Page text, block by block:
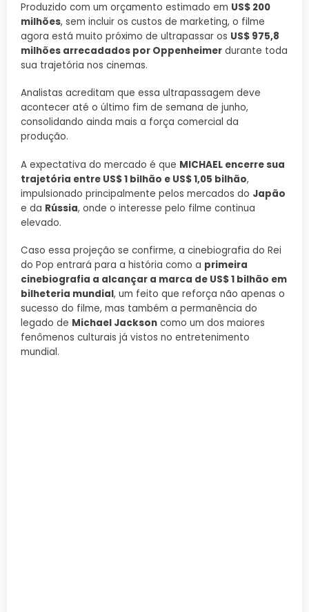
Produzido com um orçamento estimado em US$ 200
milhões, sem incluir os custos de marketing, o filme
agora está muito próximo de ultrapassar os US$ 975,8
milhões arrecadados por Oppenheimer durante toda
sua trajetória nos cinemas.
Analistas acreditam que essa ultrapassagem deve
acontecer até o último fim de semana de junho,
consolidando ainda mais a força comercial da
produção.
A expectativa do mercado é que MICHAEL encerre sua
trajetória entre US$ 1 bilhão e US$ 1,05 bilhão,
impulsionado principalmente pelos mercados do Japão
e da Rússia, onde o interesse pelo filme continua
elevado.
Caso essa projeção se confirme, a cinebiografia do Rei
do Pop entrará para a história como a primeira
cinebiografia a alcançar a marca de US$ 1 bilhão em
bilheteria mundial, um feito que reforça não apenas o
sucesso do filme, mas também a permanência do
legado de Michael Jackson como um dos maiores
fenômenos culturais já vistos no entretenimento
mundial.